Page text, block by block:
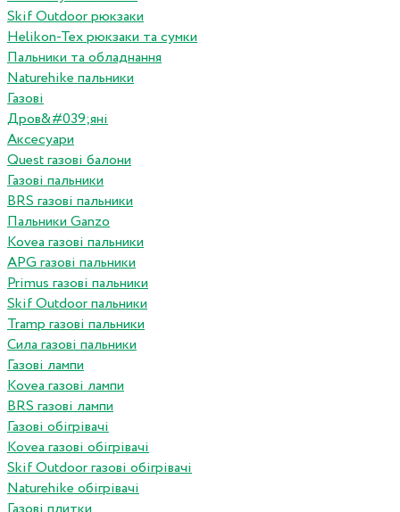
Skif Outdoor рюкзаки
Helikon-Tex рюкзаки та сумки
Пальники та обладнання
Naturehike пальники
Газові
Дров&#039;яні
Аксесуари
Quest газові балони
Газові пальники
BRS газові пальники
Пальники Ganzo
Kovea газові пальники
APG газові пальники
Primus газові пальники
Skif Outdoor пальники
Tramp газові пальники
Сила газові пальники
Газові лампи
Kovea газові лампи
BRS газові лампи
Газові обігрівачі
Kovea газові обігрівачі
Skif Outdoor газові обігрівачі
Naturehike обігрівачі